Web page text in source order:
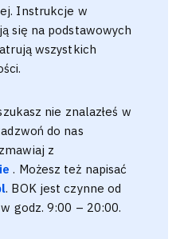
Instrukcje w
się na podstawowych
wszystkich
nie znalazłeś w
do nas
z
. Możesz też napisać
. BOK jest czynne od
godz. 9:00 – 20:00.